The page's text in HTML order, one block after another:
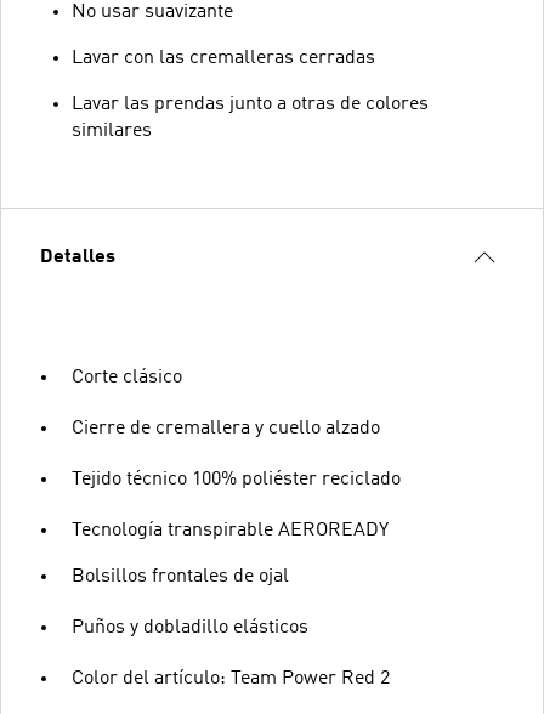
No usar suavizante
Lavar con las cremalleras cerradas
Lavar las prendas junto a otras de colores
similares
Detalles
Corte clásico
Cierre de cremallera y cuello alzado
Tejido técnico 100% poliéster reciclado
Tecnología transpirable AEROREADY
Bolsillos frontales de ojal
Puños y dobladillo elásticos
Color del artículo: Team Power Red 2